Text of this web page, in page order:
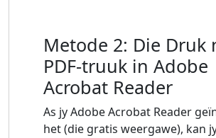
Metode 2: Die Druk
PDF-truuk in Adobe
Acrobat Reader
As jy Adobe Acrobat Reader
het (die gratis weergawe), kan